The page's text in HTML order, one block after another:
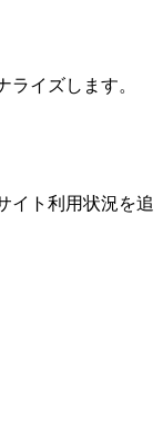
イズします。
イト利用状況を追